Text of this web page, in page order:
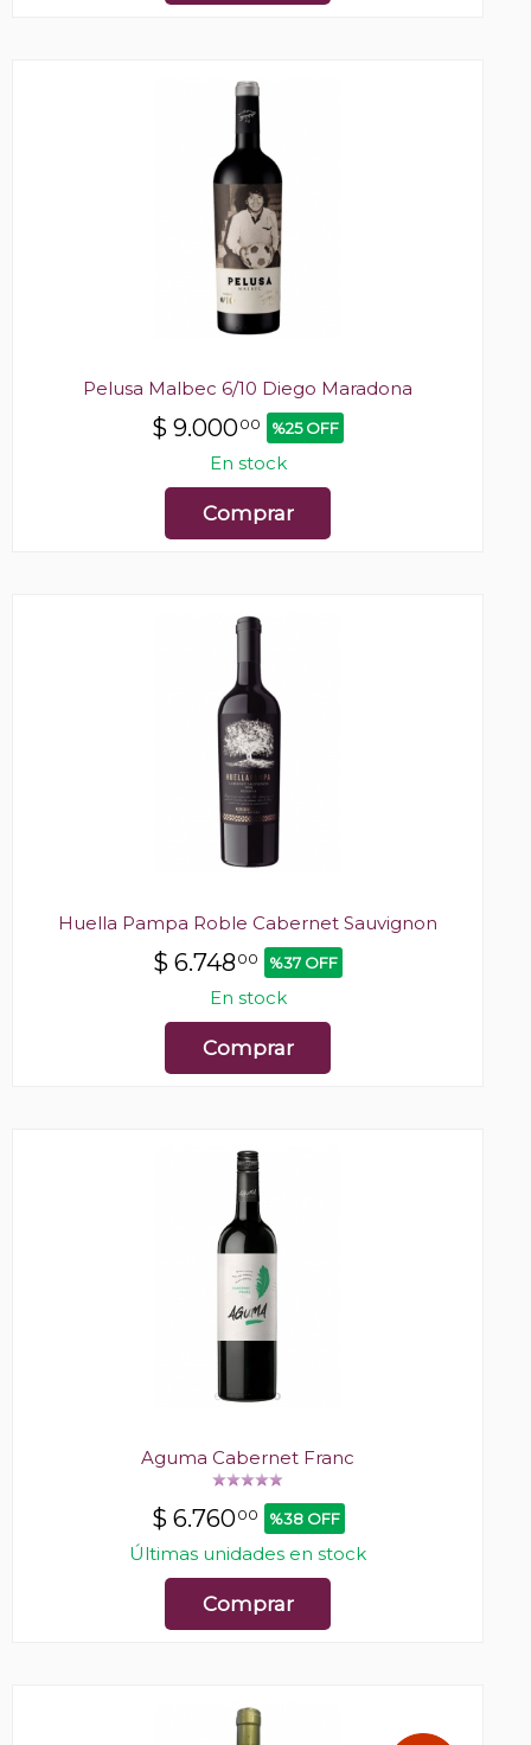
Pelusa Malbec 6/10 Diego Maradona
$ 9.00000 %25 OFF
En stock
Comprar
Huella Pampa Roble Cabernet Sauvignon
$ 6.748 00 %37 OFF
En stock
Comprar
Aguma Cabernet Franc
$ 6.76000 %38 OFF
Últimas unidades en stock
Comprar